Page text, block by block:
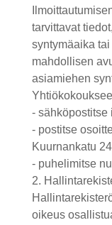
tarvittavat
syntymäaika
mahdollisen
asiamiehen
- sähköpostitse
- postitse
Kuurnankatu
- puhelimitse
2.
oikeus